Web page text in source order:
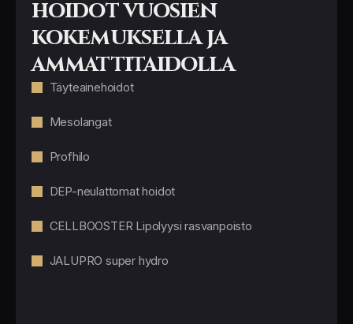
hoidot vuosien
kokemuksella ja
ammattitaidolla
Täyteainehoidot
Mesolangat
Profhilo
DEP-neulattomat hoidot
CELLBOOSTER Lipolyysi rasvanpoisto
JALUPRO super hydro